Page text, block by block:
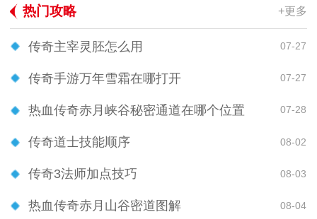
热门攻略 +更多
传奇主宰灵胚怎么用 07-27
传奇手游万年雪霜在哪打开 07-27
热血传奇赤月峡谷秘密通道在哪个位置 07-28
传奇道士技能顺序 08-02
传奇3法师加点技巧 08-03
热血传奇赤月山谷密道图解 08-04